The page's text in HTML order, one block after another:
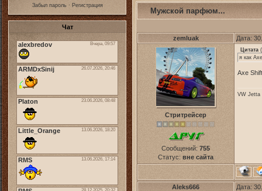
Забыл пароль· Регистрация
Чат
Мужской парфюм...
zemluak Дата:
Стритрейсер
Сообщений: 755
Статус: вне сайта
Цитата (
я как
Axe
VW Jetta
Aleks666 Дата: